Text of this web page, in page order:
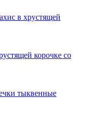
в хрустящей
корочке со
тыквенные